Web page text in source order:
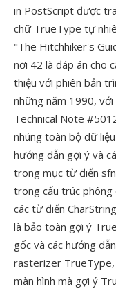
in PostScript được
chữ TrueType tự
"The Hitchhiker's
nơi 42 là đáp án cho
thiệu với phiên bản
những năm 1990,
Technical Note
nhúng toàn bộ dữ
hướng dẫn gợi ý và
trong mục từ điển
trong cấu trúc
các từ điển
là bảo toàn gợi ý
gốc và các hướng
rasterizer TrueType,
màn hình mà gợi ý